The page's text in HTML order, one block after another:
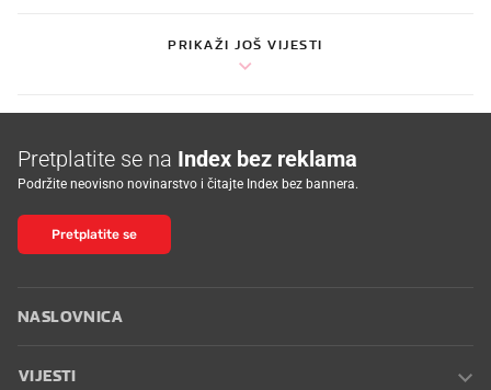
PRIKAŽI JOŠ VIJESTI
Pretplatite se na Index bez reklama
Podržite neovisno novinarstvo i čitajte Index bez bannera.
Pretplatite se
NASLOVNICA
VIJESTI